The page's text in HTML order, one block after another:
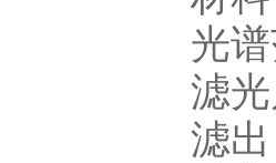
光
滤
滤